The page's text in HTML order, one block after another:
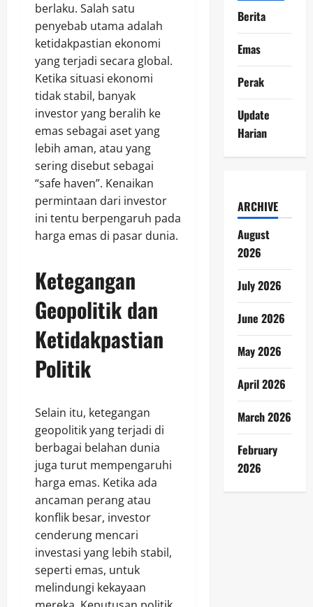
berlaku. Salah satu
penyebab utama adalah
ketidakpastian ekonomi
yang terjadi secara global.
Ketika situasi ekonomi
tidak stabil, banyak
investor yang beralih ke
emas sebagai aset yang
lebih aman, atau yang
sering disebut sebagai
“safe haven”. Kenaikan
permintaan dari investor
ini tentu berpengaruh pada
harga emas di pasar dunia.
Ketegangan
Geopolitik dan
Ketidakpastian
Politik
Selain itu, ketegangan
geopolitik yang terjadi di
berbagai belahan dunia
juga turut mempengaruhi
harga emas. Ketika ada
ancaman perang atau
konflik besar, investor
cenderung mencari
investasi yang lebih stabil,
seperti emas, untuk
melindungi kekayaan
Berita
Emas
Perak
Update
Harian
ARCHIVE
August
2026
July 2026
June 2026
May 2026
April 2026
March 2026
February
2026